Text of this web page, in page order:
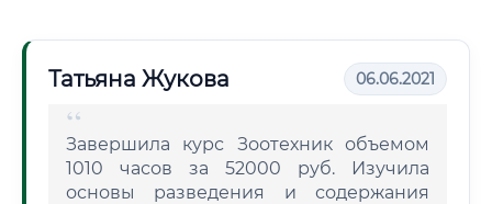
Татьяна Жукова 06.06.2021
Завершила курс Зоотехник объемом
1010 часов за 52000 руб. Изучила
основы разведения и содержания